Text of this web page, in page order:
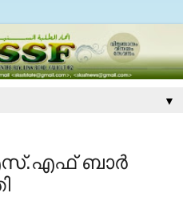
▼
ബാര്‍